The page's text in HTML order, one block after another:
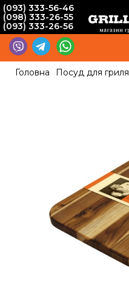
(093) 333-56-46
(098) 333-26-55
(093) 333-26-56
Головна Посуд для гриля